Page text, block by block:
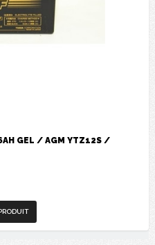
GEL / AGM YTZ12S /